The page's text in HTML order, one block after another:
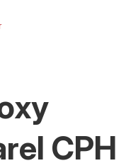
CPH